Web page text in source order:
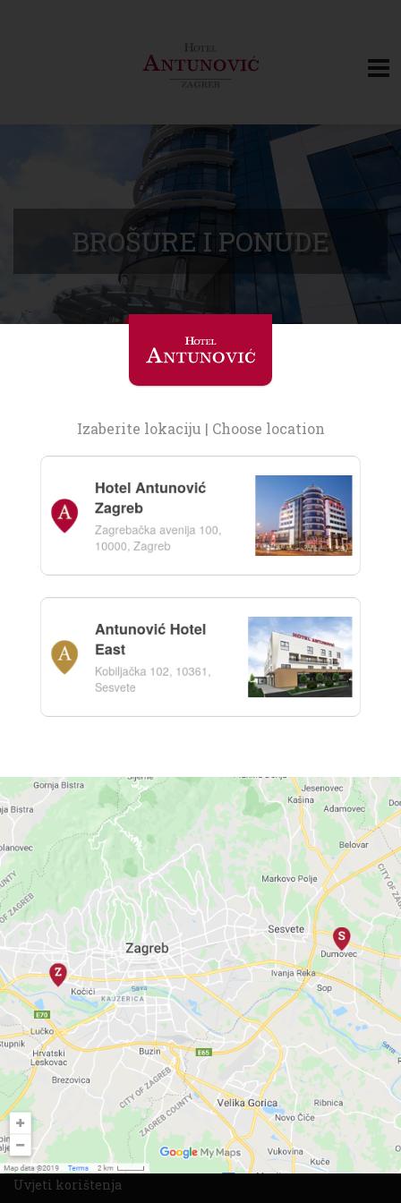
BROŠURE I PONUDE
Hotel Antunović Zagreb – jedinstveni doživljaj!
Izaberite lokaciju | Choose location
Hotel Antunović
Zagreb
Zagrebačka avenija 100,
10000, Zagreb
Antunović Hotel
East
Kobiljačka 102, 10361,
Sesvete
KONTAKTI
Hotel Antunović Zagreb
Zagrebačka Avenija 100 A, 10000 Zagreb
NOVOSTI
Svjetsko prvenstvo u Vertigo Baru
Svjetsko prvenstvo 2026. u Vertigo Baru ...
Zimska vjenčanja - posebna ponuda
✨ ZIMSKA VJENČANJA 2026./2027. - POSEBNA PON...
Ljetni menu restoran Argante
Ljeto donosi bogatstvo sezonskih okusa i osvjež...
OSTALO
O nama
Pravni podaci
Uvjeti korištenja